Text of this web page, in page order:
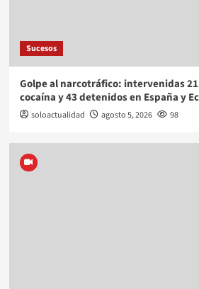
Sucesos
Golpe al narcotráfico: intervenidas
cocaína y 43 detenidos en España y
soloactualidad agosto 5, 2026 98